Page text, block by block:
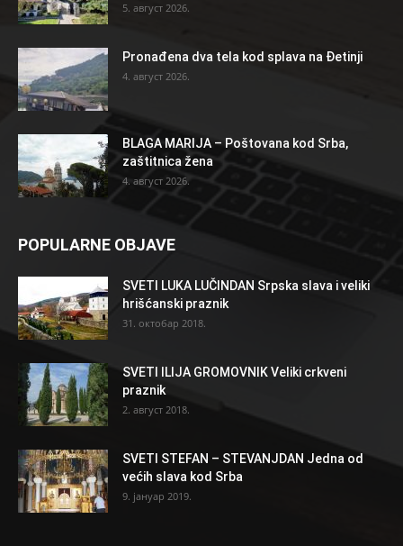
5. август 2026.
Pronađena dva tela kod splava na Đetinji
4. август 2026.
BLAGA MARIJA – Poštovana kod Srba,
zaštitnica žena
4. август 2026.
POPULARNE OBJAVE
SVETI LUKA LUČINDAN Srpska slava i veliki
hrišćanski praznik
31. октобар 2018.
SVETI ILIJA GROMOVNIK Veliki crkveni
praznik
2. август 2018.
SVETI STEFAN – STEVANJDAN Jedna od
većih slava kod Srba
9. јануар 2019.